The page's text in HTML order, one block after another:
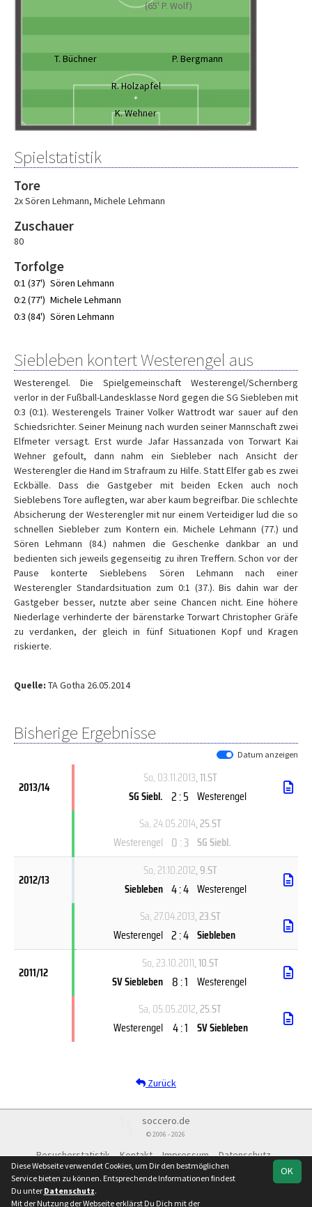
(65' P. Wolf)
T. Büchner P. Bergmann
R. Holzapfel
K. Wehner
Spielstatistik
Tore
2x Sören Lehmann, Michele Lehmann
Zuschauer
80
Torfolge
0:1 (37') Sören Lehmann
0:2 (77') Michele Lehmann
0:3 (84') Sören Lehmann
Siebleben kontert Westerengel aus
Westerengel. Die Spielgemeinschaft Westerengel/Schernberg
verlor in der Fußball-Landesklasse Nord gegen die SG Siebleben mit
0:3 (0:1). Westerengels Trainer Volker Wattrodt war sauer auf den
Schiedsrichter. Seiner Meinung nach wurden seiner Mannschaft zwei
Elfmeter versagt. Erst wurde Jafar Hassanzada von Torwart Kai
Wehner gefoult, dann nahm ein Siebleber nach Ansicht der
Westerengler die Hand im Strafraum zu Hilfe. Statt Elfer gab es zwei
Eckbälle. Dass die Gastgeber mit beiden Ecken auch noch
Sieblebens Tore auflegten, war aber kaum begreifbar. Die schlechte
Absicherung der Westerengler mit nur einem Verteidiger lud die so
schnellen Siebleber zum Kontern ein. Michele Lehmann (77.) und
Sören Lehmann (84.) nahmen die Geschenke dankbar an und
bedienten sich jeweils gegenseitig zu ihren Treffern. Schon vor der
Pause konterte Sieblebens Sören Lehmann nach einer
Westerengler Standardsituation zum 0:1 (37.). Bis dahin war der
Gastgeber besser, nutzte aber seine Chancen nicht. Eine höhere
Niederlage verhinderte der bärenstarke Torwart Christopher Gräfe
zu verdanken, der gleich in fünf Situationen Kopf und Kragen
riskierte.
Quelle: TA Gotha 26.05.2014
Bisherige Ergebnisse
Datum anzeigen
2013/14
So, 03.11.2013, 11.ST
SG Siebl. 2 : 5 Westerengel
Sa, 24.05.2014, 25.ST
Westerengel 0 : 3 SG Siebl.
2012/13
So, 21.10.2012, 9.ST
Siebleben 4 : 4 Westerengel
Sa, 27.04.2013, 23.ST
Westerengel 2 : 4 Siebleben
2011/12
So, 23.10.2011, 10.ST
SV Siebleben 8 : 1 Westerengel
Sa, 05.05.2012, 25.ST
Westerengel 4 : 1 SV Siebleben
Zurück
soccero.de
© 2006 - 2026
Besucherstatistik Kontakt Impressum
Datenschutz
OK
Diese Webseite verwendet Cookies, um Dir den bestmöglichen
Service bieten zu können. Entsprechende Informationen findest
Du unter Datenschutz.
Mit der Nutzung der Webseite erklärst Du Dich mit der